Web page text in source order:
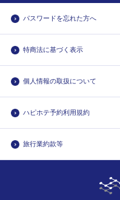
パスワードを忘れた方へ
特商法に基づく表示
個人情報の取扱について
ハピホテ予約利用規約
旅行業約款等